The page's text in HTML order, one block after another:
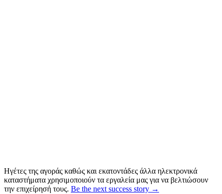
Ηγέτες της αγοράς καθώς και εκατοντάδες άλλα ηλεκτρονικά
καταστήματα χρησιμοποιούν τα εργαλεία μας για να βελτιώσουν
την επιχείρησή τους. Be the next success story →